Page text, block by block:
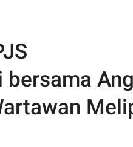
bersama